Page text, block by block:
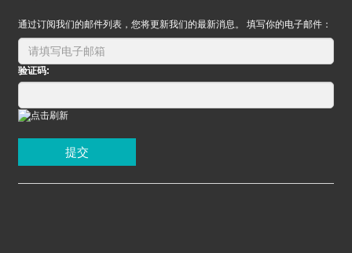
通过订阅我们的邮件列表，您将更新我们的最新消息。 填写你的电子邮件：
验证码:
提交